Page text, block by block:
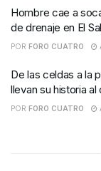
Hombre cae a
de drenaje en El
POR FORO CUATRO
De las celdas a la
llevan su historia al
POR FORO CUATRO